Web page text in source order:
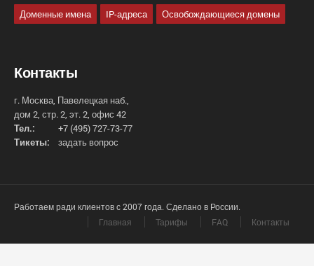
Доменные имена IP-адреса Освобождающиеся домены
Контакты
г. Москва, Павелецкая наб.,
дом 2, стр. 2, эт. 2, офис 42
Тел.:
+7 (495) 727-73-77
Тикеты:
задать вопрос
Работаем ради клиентов с 2007 года. Сделано в России.
Главная
Тарифы FAQ Контакты